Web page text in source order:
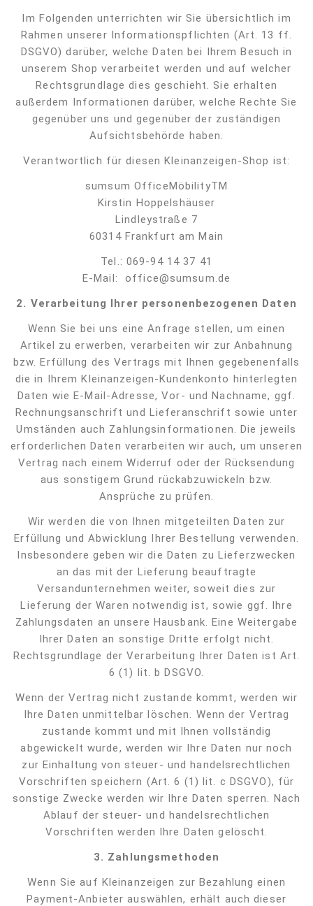
Im Folgenden unterrichten wir Sie übersichtlich im
Rahmen unserer Informationspflichten (Art. 13 ff.
DSGVO) darüber, welche Daten bei Ihrem Besuch in
unserem Shop verarbeitet werden und auf welcher
Rechtsgrundlage dies geschieht. Sie erhalten
außerdem Informationen darüber, welche Rechte Sie
gegenüber uns und gegenüber der zuständigen
Aufsichtsbehörde haben.
Verantwortlich für diesen Kleinanzeigen-Shop ist:
sumsum OfficeMöbilityTM
Kirstin Hoppelshäuser
Lindleystraße 7
60314 Frankfurt am Main
Tel.: 069-94 14 37 41
E-Mail:
office@sumsum.de
2. Verarbeitung Ihrer personenbezogenen Daten
Wenn Sie bei uns eine Anfrage stellen, um einen
Artikel zu erwerben, verarbeiten wir zur Anbahnung
bzw. Erfüllung des Vertrags mit Ihnen gegebenenfalls
die in Ihrem Kleinanzeigen-Kundenkonto hinterlegten
Daten wie E-Mail-Adresse, Vor- und Nachname, ggf.
Rechnungsanschrift und Lieferanschrift sowie unter
Umständen auch Zahlungsinformationen. Die jeweils
erforderlichen Daten verarbeiten wir auch, um unseren
Vertrag nach einem Widerruf oder der Rücksendung
aus sonstigem Grund rückabzuwickeln bzw.
Ansprüche zu prüfen.
Wir werden die von Ihnen mitgeteilten Daten zur
Erfüllung und Abwicklung Ihrer Bestellung verwenden.
Insbesondere geben wir die Daten zu Lieferzwecken
an das mit der Lieferung beauftragte
Versandunternehmen weiter, soweit dies zur
Lieferung der Waren notwendig ist, sowie ggf. Ihre
Zahlungsdaten an unsere Hausbank. Eine Weitergabe
Ihrer Daten an sonstige Dritte erfolgt nicht.
Rechtsgrundlage der Verarbeitung Ihrer Daten ist Art.
6 (1) lit. b DSGVO.
Wenn der Vertrag nicht zustande kommt, werden wir
Ihre Daten unmittelbar löschen. Wenn der Vertrag
zustande kommt und mit Ihnen vollständig
abgewickelt wurde, werden wir Ihre Daten nur noch
zur Einhaltung von steuer- und handelsrechtlichen
Vorschriften speichern (Art. 6 (1) lit. c DSGVO), für
sonstige Zwecke werden wir Ihre Daten sperren. Nach
Ablauf der steuer- und handelsrechtlichen
Vorschriften werden Ihre Daten gelöscht.
3. Zahlungsmethoden
Wenn Sie auf Kleinanzeigen zur Bezahlung einen
Payment-Anbieter auswählen, erhält auch dieser